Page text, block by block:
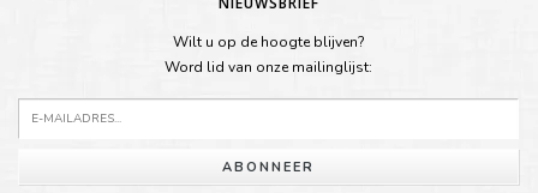
Wilt u op de hoogte blijven?
Word lid van onze mailinglijst:
ABONNEER